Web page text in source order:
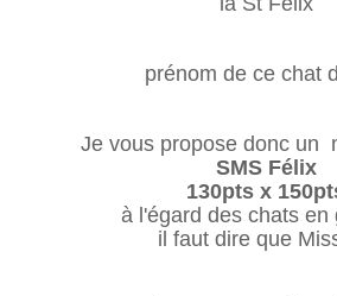
prénom de ce chat
Je vous propose donc un
SMS Félix
130pts x
à l'égard des chats en
il faut dire que